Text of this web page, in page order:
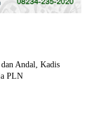
Andal, Kadis
PLN